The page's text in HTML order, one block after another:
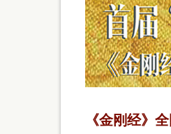
《金刚经》